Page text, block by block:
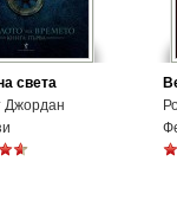
света
Джордан